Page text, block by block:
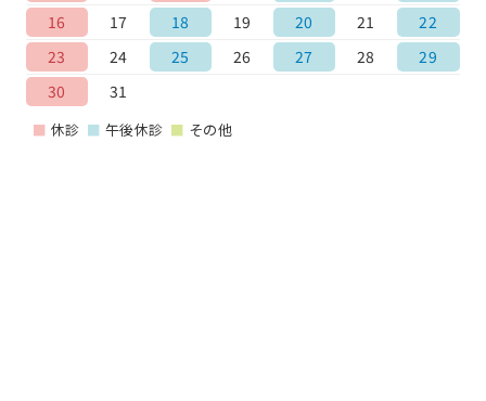
16
17 18 19 20 21
22
23
24 25 26 27 28
29
30
31
■ 休診 ■ 午後休診 ■ その他